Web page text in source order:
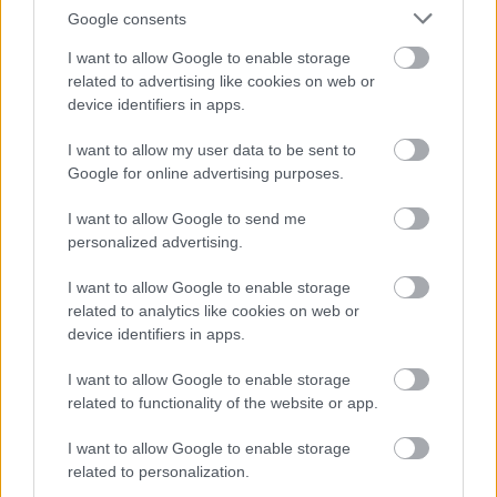
Google consents
I want to allow Google to enable storage
related to advertising like cookies on web or
device identifiers in apps.
I want to allow my user data to be sent to
Google for online advertising purposes.
I want to allow Google to send me
personalized advertising.
I want to allow Google to enable storage
related to analytics like cookies on web or
device identifiers in apps.
I want to allow Google to enable storage
related to functionality of the website or app.
I want to allow Google to enable storage
related to personalization.
Profülben Mark Ronson lemezét boncolgatja egy
szintén zenész-producer,Takács Zoltán Jappán
Heaven Street Sevenből és a
- kiemeltLemezkritikaaSleater-Kinney ésPanda
albumairól
- további sok kis kritika (D'Angelo Future Brown
Roland Tings,Viet Cong,
- és a februári kínálatból válogatóProgramajánló
magazinmegjelenési partin
(február 5. Dürer Kert)!